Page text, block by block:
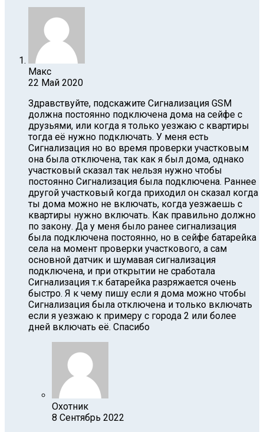
Макс
22 Май 2020
Здравствуйте, подскажите Сигнализация GSM
должна постоянно подключена дома на сейфе с
друзьями, или когда я только уезжаю с квартиры
тогда её нужно подключать. У меня есть
Сигнализация но во время проверки участковым
она была отключена, так как я был дома, однако
участковый сказал так нельзя нужно чтобы
постоянно Сигнализация была подключена. Раннее
другой участковый когда приходил он сказал когда
ты дома можно не включать, когда уезжаешь с
квартиры нужно включать. Как правильно должно
по закону. Да у меня было ранее сигнализация
была подключена постоянно, но в сейфе батарейка
села на момент проверки участкового, а сам
основной датчик и шумавая сигнализация
подключена, и при открытии не сработала
Сигнализация т.к батарейка разряжается очень
быстро. Я к чему пишу если я дома можно чтобы
Сигнализация была отключена и только включать
если я уезжаю к примеру с города 2 или более
дней включать её. Спасибо
Охотник
8 Сентябрь 2022